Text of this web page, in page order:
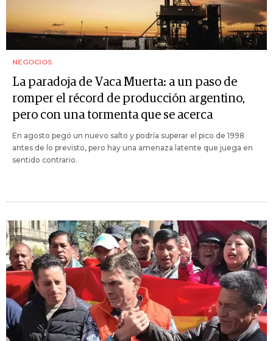
NEGOCIOS
La paradoja de Vaca Muerta: a un paso de
romper el récord de producción argentino,
pero con una tormenta que se acerca
En agosto pegó un nuevo salto y podría superar el pico de 1998
antes de lo previsto, pero hay una amenaza latente que juega en
sentido contrario.